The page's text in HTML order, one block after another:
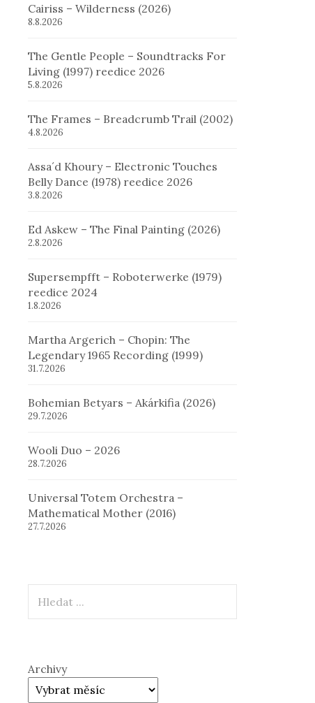
Cairiss – Wilderness (2026)
8.8.2026
The Gentle People – Soundtracks For
Living (1997) reedice 2026
5.8.2026
The Frames – Breadcrumb Trail (2002)
4.8.2026
Assa´d Khoury – Electronic Touches
Belly Dance (1978) reedice 2026
3.8.2026
Ed Askew – The Final Painting (2026)
2.8.2026
Supersempfft – Roboterwerke (1979)
reedice 2024
1.8.2026
Martha Argerich – Chopin: The
Legendary 1965 Recording (1999)
31.7.2026
Bohemian Betyars – Akárkifia (2026)
29.7.2026
Wooli Duo – 2026
28.7.2026
Universal Totem Orchestra –
Mathematical Mother (2016)
27.7.2026
Archivy